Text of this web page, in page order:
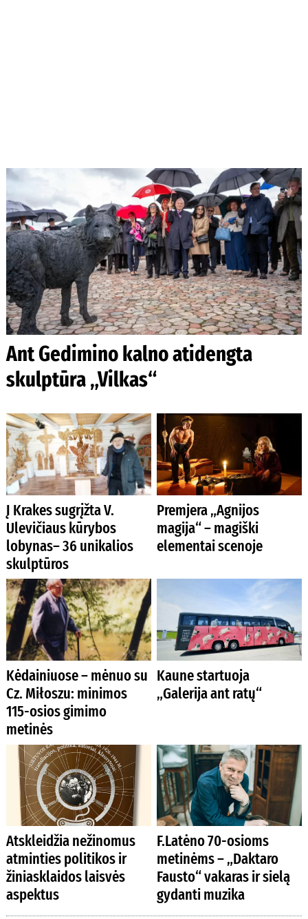
Ant Gedimino kalno atidengta
skulptūra „Vilkas“
Į Krakes sugrįžta V.
Ulevičiaus kūrybos
lobynas– 36 unikalios
skulptūros
Premjera „Agnijos
magija“ – magiški
elementai scenoje
Kėdainiuose – mėnuo su
Cz. Miłoszu: minimos
115-osios gimimo
metinės
Kaune startuoja
„Galerija ant ratų“
Atskleidžia nežinomus
atminties politikos ir
žiniasklaidos laisvės
aspektus
F.Latėno 70-osioms
metinėms – „Daktaro
Fausto“ vakaras ir sielą
gydanti muzika